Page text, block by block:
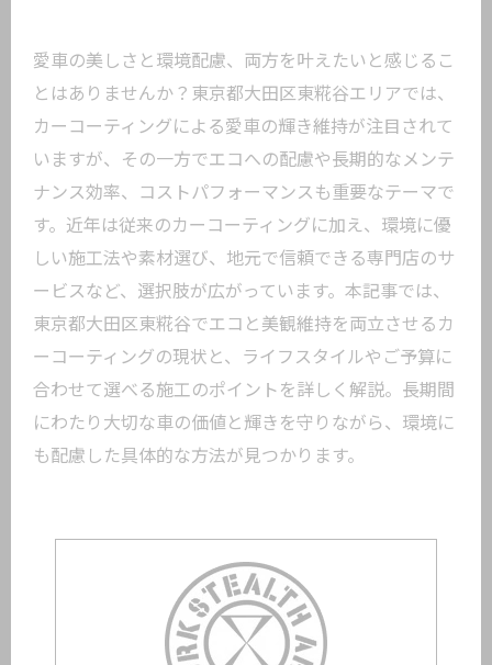
愛車の美しさと環境配慮、両方を叶えたいと感じるこ
とはありませんか？東京都大田区東糀谷エリアでは、
カーコーティングによる愛車の輝き維持が注目されて
いますが、その一方でエコへの配慮や長期的なメンテ
ナンス効率、コストパフォーマンスも重要なテーマで
す。近年は従来のカーコーティングに加え、環境に優
しい施工法や素材選び、地元で信頼できる専門店のサ
ービスなど、選択肢が広がっています。本記事では、
東京都大田区東糀谷でエコと美観維持を両立させるカ
ーコーティングの現状と、ライフスタイルやご予算に
合わせて選べる施工のポイントを詳しく解説。長期間
にわたり大切な車の価値と輝きを守りながら、環境に
も配慮した具体的な方法が見つかります。